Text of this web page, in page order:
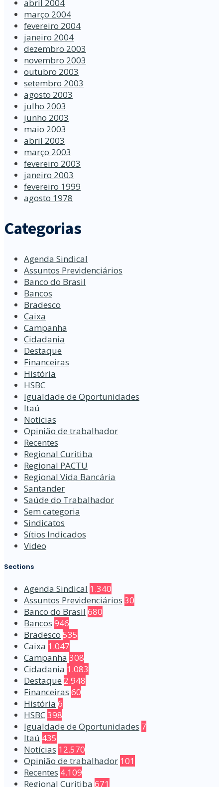
abril 2004
março 2004
fevereiro 2004
janeiro 2004
dezembro 2003
novembro 2003
outubro 2003
setembro 2003
agosto 2003
julho 2003
junho 2003
maio 2003
abril 2003
março 2003
fevereiro 2003
janeiro 2003
fevereiro 1999
agosto 1978
Categorias
Agenda Sindical
Assuntos Previdenciários
Banco do Brasil
Bancos
Bradesco
Caixa
Campanha
Cidadania
Destaque
Financeiras
História
HSBC
Igualdade de Oportunidades
Itaú
Notícias
Opinião de trabalhador
Recentes
Regional Curitiba
Regional PACTU
Regional Vida Bancária
Santander
Saúde do Trabalhador
Sem categoria
Sindicatos
Sítios Indicados
Video
Sections
Agenda Sindical 1.340
Assuntos Previdenciários 30
Banco do Brasil 680
Bancos 946
Bradesco 535
Caixa 1.047
Campanha 308
Cidadania 1.083
Destaque 2.948
Financeiras 60
História 6
HSBC398
Igualdade de Oportunidades 7
Itaú 435
Notícias 12.570
Opinião de trabalhador 101
Recentes 4.109
Regional Curitiba 671